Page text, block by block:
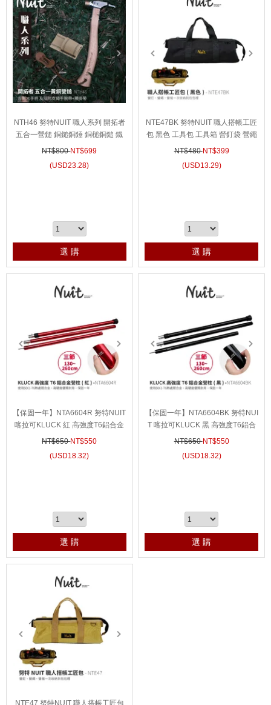
prev next
NTH46 努特NUIT 職人系列 開拓者
五合一營鎚 銅鎚銅錘 銅槌銅鎚 鐵
鎚 拔釘器 帳篷營槌 帳棚營錘 帳蓬
NT$800NT$699
(USD23.28)
選 購
next
NTE47BK 努特NUIT 職人搭帳工匠
包 黑色 工具包 工具箱 營釘袋 營繩
袋 收納袋 露營收納袋 工具箱 裝備
NT$480NT$399
(USD13.29)
選 購
prev
【保固一年】NTA6604R 努特NUIT
喀拉可KLUCK 紅 高強度T6鋁合金
營柱260CM 彈扣營柱 伸縮營柱28/
NT$650NT$550
(USD18.32)
選 購
prev
【保固一年】NTA6604BK 努特NUI
T 喀拉可KLUCK 黑 高強度T6鋁合
金營柱260CM 彈扣營柱 伸縮營柱2
NT$650NT$550
(USD18.32)
選 購
NTE47 努特NUIT 職人搭帳工匠包